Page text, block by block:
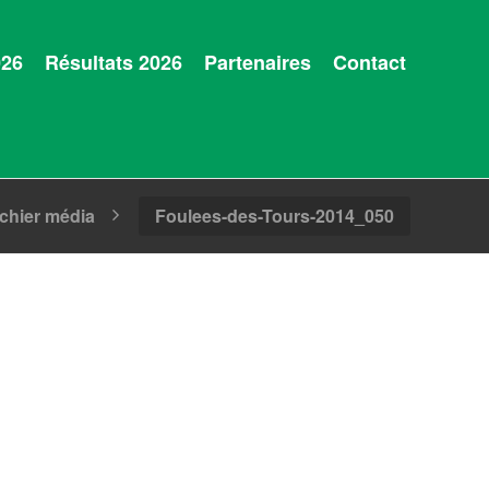
Résultats 2026 Partenaires Contact
média Foulees-des-Tours-2014_050